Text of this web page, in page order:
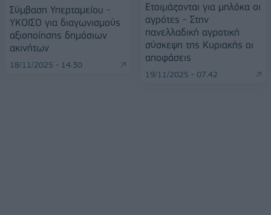
Σύμβαση Υπερταμείου -
ΥΚΟΙΣΟ για διαγωνισμούς
αξιοποίησης δημόσιων
ακινήτων
18/11/2025 - 14:30
Ετοιμάζονται για μπλόκα οι
αγρότες - Στην
πανελλαδική αγροτική
σύσκεψη της Κυριακής οι
αποφάσεις
19/11/2025 - 07:42